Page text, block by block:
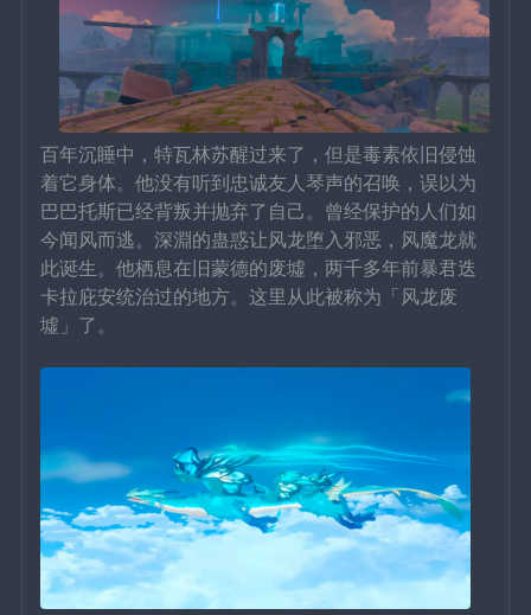
百年沉睡中，特瓦林苏醒过来了，但是毒素依旧侵蚀
着它身体。他没有听到忠诚友人琴声的召唤，误以为
巴巴托斯已经背叛并抛弃了自己。曾经保护的人们如
今闻风而逃。深淵的蛊惑让风龙堕入邪恶，风魔龙就
此诞生。他栖息在旧蒙德的废墟，两千多年前暴君迭
卡拉庇安统治过的地方。这里从此被称为「风龙废
墟」了。